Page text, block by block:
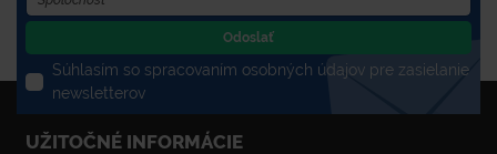
Odoslať
Súhlasím so spracovaním osobných údajov pre zasielanie
newsletterov
UŽITOČNÉ INFORMÁCIE